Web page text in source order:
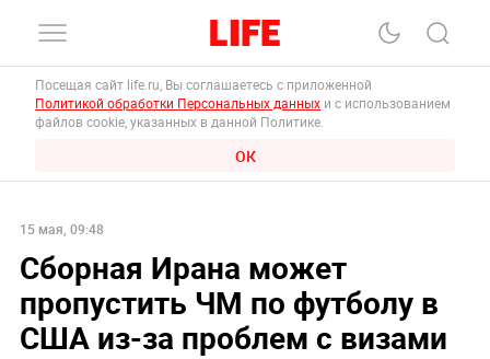
Посещая сайт life.ru, Вы соглашаетесь с приложенной
Политикой обработки Персональных данных и с использованием
файлов cookie, указанных в данной Политике.
ОК
15 мая, 09:48
Сборная Ирана может
пропустить ЧМ по футболу в
США из-за проблем с визами